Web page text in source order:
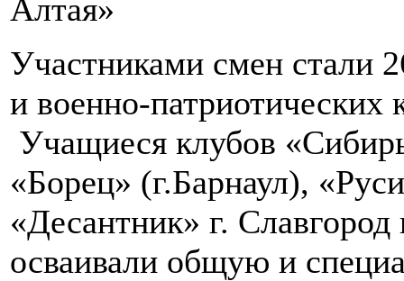
Алтая»
Участниками смен стали
и военно-патриотических
Учащиеся клубов
«Борец» (г.Барнаул),
«Десантник» г.
осваивали общую и